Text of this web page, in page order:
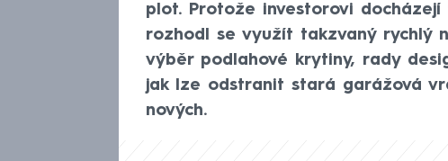
plot. Protože investorovi
rozhodl se využít takzvaný rychlý
výběr podlahové krytiny, rady
jak lze odstranit stará garážová
nových.